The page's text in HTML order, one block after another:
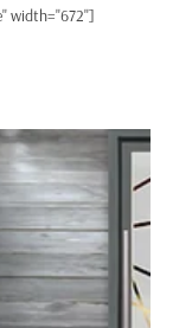
width="672"]